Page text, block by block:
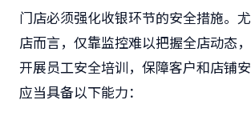
门店必须强化收银环节的安全措施。
店而言，仅靠监控难以把握全店动态
开展员工安全培训，保障客户和店铺
应当具备以下能力：